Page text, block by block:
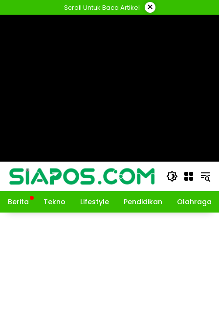
ke
Scroll Untuk Baca Artikel ×
Berita Tekno Lifestyle Pendidikan Olahraga